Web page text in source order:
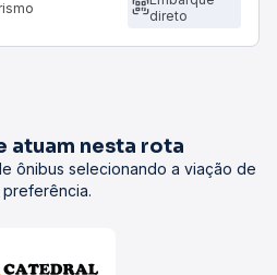
direto
atuam nesta rota
ônibus selecionando a viação de
preferência.